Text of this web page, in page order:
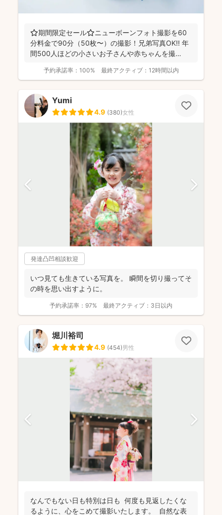
⭐️期間限定セール⭐️ニューボーンフォト撮影を60
分料金で90分（50枚〜）の撮影！兄弟写真OK!! 年
間500人ほどの小さいお子さんや赤ちゃんを撮
予約承諾率： 100% 最終アクティブ： 12時間以内
Yumi
4.9 (380)女性
発達凸凹相談歓迎
いつ見ても生きている写真を。 瞬間を切り撮ってそ
の時を思い出すように。
予約承諾率： 97% 最終アクティブ： 3日以内
堀川裕司
4.9 (454)男性
なんでもない日も特別は日も 何度も見返したくな
るように、心をこめて撮影いたします。 自然な表